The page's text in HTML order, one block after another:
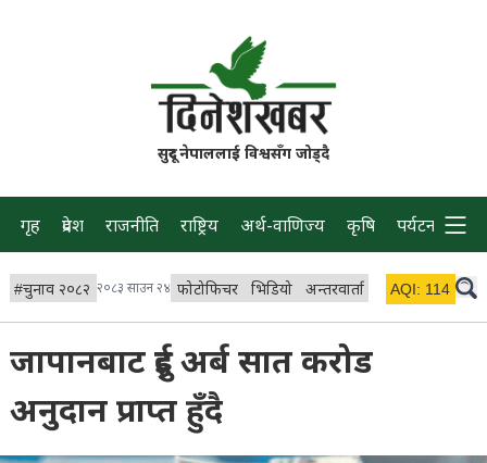
सुदूर नेपाललाई विश्वसँग जोड्दै
गृह प्रदेश राजनीति राष्ट्रिय अर्थ-वाणिज्य कृषि पर्यटन प्रवास
#चुनाव २०८२ २०८३ साउन २४ फोटोफिचर भिडियो अन्तरवार्ता विचार/ब्लग
AQI: 114
जापानबाट दुई अर्ब सात करोड
अनुदान प्राप्त हुँदै